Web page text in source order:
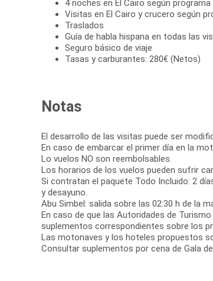
4 noches en El Cairo según
Visitas en El Cairo y crucero según
Traslados
Guía de habla hispana en todas las
Seguro básico de viaje
Tasas y carburantes: 280€ (Netos)
Notas
El desarrollo de las visitas puede ser
En caso de embarcar el primer día en la
Lo vuelos NO son reembolsables.
Los horarios de los vuelos pueden sufrir
Si contratan el paquete Todo Incluido: 2
y desayuno.
Abu Simbel: salida sobre las 02:30 h de la
En caso de que las Autoridades de
suplementos correspondientes sobre los
Las motonaves y los hoteles propuestos
Consultar suplementos por cena de Gala